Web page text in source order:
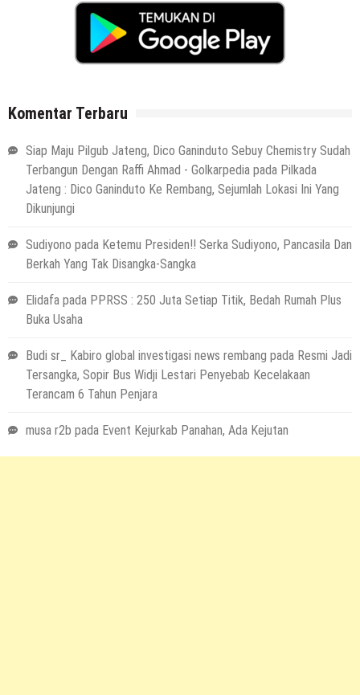
Komentar Terbaru
Siap Maju Pilgub Jateng, Dico Ganinduto Sebuy Chemistry Sudah
Terbangun Dengan Raffi Ahmad - Golkarpedia pada Pilkada
Jateng : Dico Ganinduto Ke Rembang, Sejumlah Lokasi Ini Yang
Dikunjungi
Sudiyono pada Ketemu Presiden!! Serka Sudiyono, Pancasila Dan
Berkah Yang Tak Disangka-Sangka
Elidafa pada PPRSS : 250 Juta Setiap Titik, Bedah Rumah Plus
Buka Usaha
Budi sr_ Kabiro global investigasi news rembang pada Resmi Jadi
Tersangka, Sopir Bus Widji Lestari Penyebab Kecelakaan
Terancam 6 Tahun Penjara
musa r2b pada Event Kejurkab Panahan, Ada Kejutan